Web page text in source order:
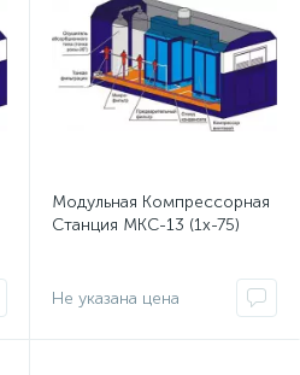
Модульная Компрессорная
Станция МКС-13 (1x-75)
Не указана цена